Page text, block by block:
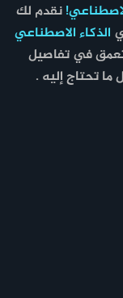
نقدم لك
الذكاء الاصطناعي
في تفاصيل
تحتاج إليه .